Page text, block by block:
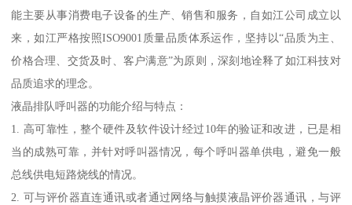
能主要从事消费电子设备的生产、销售和服务，自如江公司成立以
来，如江严格按照ISO9001质量品质体系运作，坚持以“品质为主、
价格合理、交货及时、客户满意”为原则，深刻地诠释了如江科技对
品质追求的理念。
液晶排队呼叫器的功能介绍与特点：
1. 高可靠性，整个硬件及软件设计经过10年的验证和改进，已是相
当的成熟可靠，并针对呼叫器情况，每个呼叫器单供电，避免一般
总线供电短路烧线的情况。
2. 可与评价器直连通讯或者通过网络与触摸液晶评价器通讯，与评